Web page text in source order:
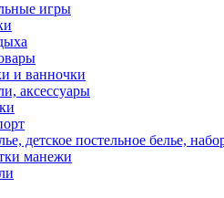
игры
и ванночки
аксессуары
детское постельное белье,
манежи